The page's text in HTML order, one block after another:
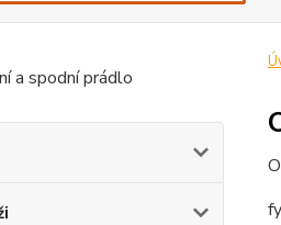
a spodní prádlo